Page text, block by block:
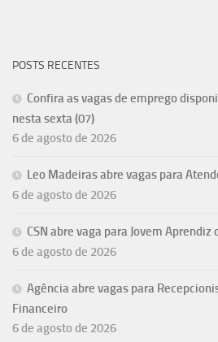
POSTS RECENTES
Confira as vagas de emprego
nesta sexta (07)
6 de agosto de 2026
Leo Madeiras abre vagas para
6 de agosto de 2026
CSN abre vaga para Jovem
6 de agosto de 2026
Agência abre vagas para
Financeiro
6 de agosto de 2026